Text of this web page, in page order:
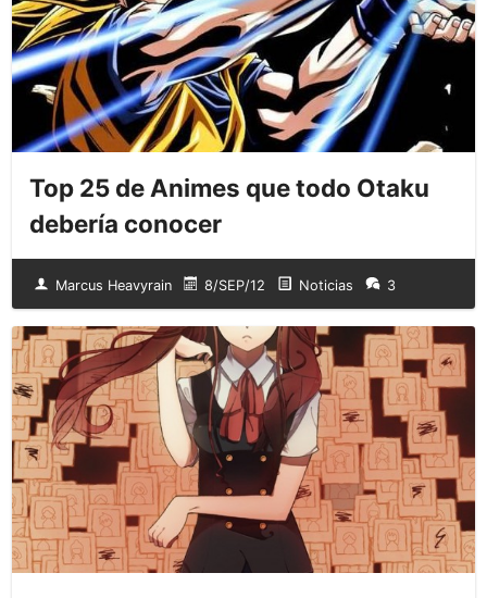
Top 25 de Animes que todo Otaku
debería conocer
Marcus Heavyrain 8/SEP/12 Noticias 3